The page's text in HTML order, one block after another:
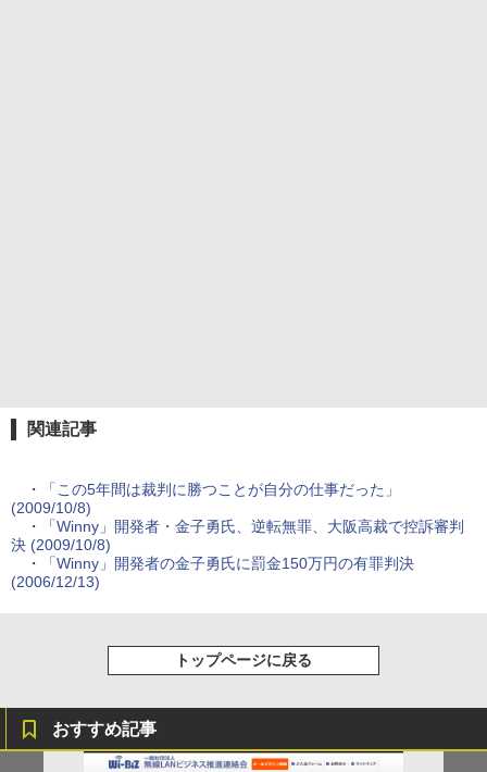
関連記事
・
「この5年間は裁判に勝つことが自分の仕事だった」
(2009/10/8)
・
「Winny」開発者・金子勇氏、逆転無罪、大阪高裁で控訴審判
決 (2009/10/8)
・
「Winny」開発者の金子勇氏に罰金150万円の有罪判決
(2006/12/13)
トップページに戻る
おすすめ記事